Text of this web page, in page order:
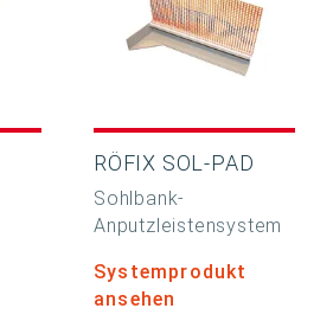
RÖFIX SOL-PAD
Sohlbank-
Anputzleistensystem
Systemprodukt
ansehen